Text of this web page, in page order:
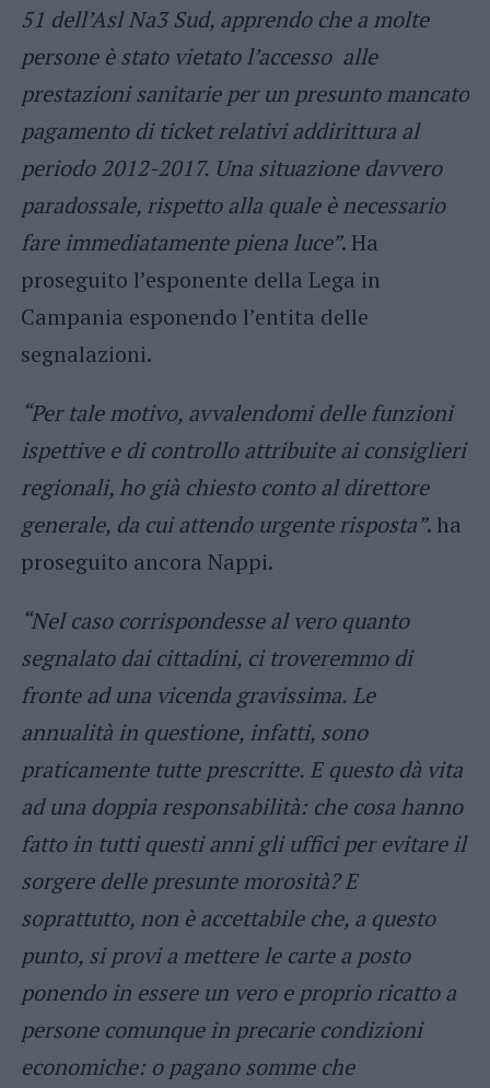
51 dell’Asl Na3 Sud, apprendo che a molte
persone è stato vietato l’accesso alle
prestazioni sanitarie per un presunto mancato
pagamento di ticket relativi addirittura al
periodo 2012-2017. Una situazione davvero
paradossale, rispetto alla quale è necessario
fare immediatamente piena luce”. Ha
proseguito l’esponente della Lega in
Campania esponendo l’entita delle
segnalazioni.
“Per tale motivo, avvalendomi delle funzioni
ispettive e di controllo attribuite ai consiglieri
regionali, ho già chiesto conto al direttore
generale, da cui attendo urgente risposta”. ha
proseguito ancora Nappi.
“Nel caso corrispondesse al vero quanto
segnalato dai cittadini, ci troveremmo di
fronte ad una vicenda gravissima. Le
annualità in questione, infatti, sono
praticamente tutte prescritte. E questo dà vita
ad una doppia responsabilità: che cosa hanno
fatto in tutti questi anni gli uffici per evitare il
sorgere delle presunte morosità? E
soprattutto, non è accettabile che, a questo
punto, si provi a mettere le carte a posto
ponendo in essere un vero e proprio ricatto a
persone comunque in precarie condizioni
economiche: o pagano somme che